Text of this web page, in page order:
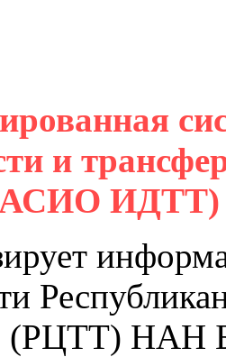
и
(АСИО ИДТТ)
(РЦТТ) НАН